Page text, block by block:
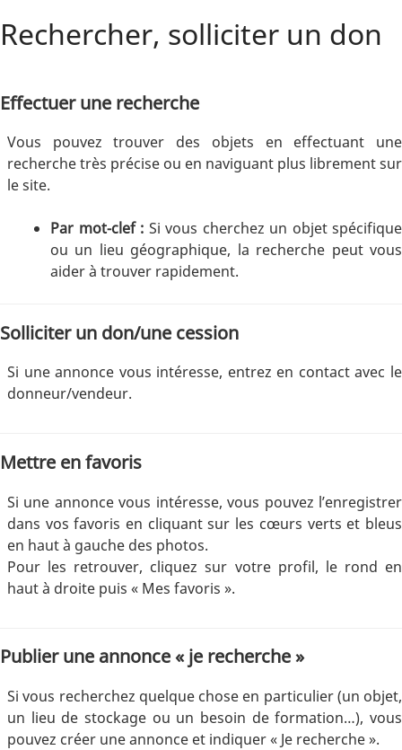
Rechercher, solliciter un don
Effectuer une recherche
Vous pouvez trouver des objets en effectuant une
recherche très précise ou en naviguant plus librement sur
le site.
Par mot-clef : Si vous cherchez un objet spécifique
ou un lieu géographique, la recherche peut vous
aider à trouver rapidement.
Solliciter un don/une cession
Si une annonce vous intéresse, entrez en contact avec le
donneur/vendeur.
Mettre en favoris
Si une annonce vous intéresse, vous pouvez l’enregistrer
dans vos favoris en cliquant sur les cœurs verts et bleus
en haut à gauche des photos.
Pour les retrouver, cliquez sur votre profil, le rond en
haut à droite puis « Mes favoris ».
Publier une annonce « je recherche »
Si vous recherchez quelque chose en particulier (un objet,
un lieu de stockage ou un besoin de formation…), vous
pouvez créer une annonce et indiquer « Je recherche ».